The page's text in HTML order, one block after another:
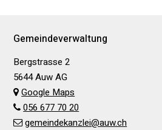
Footer
Gemeindeverwaltung
Bergstrasse 2
5644 Auw AG
Google Maps
056 677 70 20
gemeindekanzlei@auw.ch